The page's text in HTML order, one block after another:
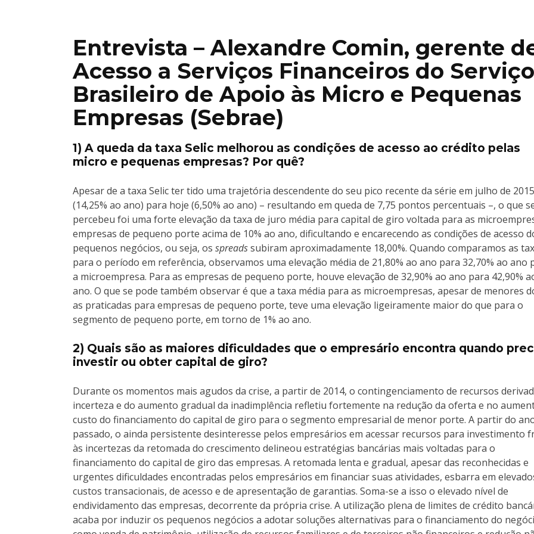
Entrevista – Alexandre Comin, gerente
Acesso a Serviços Financeiros do Serviço
Brasileiro de Apoio às Micro e Pequenas
Empresas (Sebrae)
1) A queda da taxa Selic melhorou as condições de acesso ao crédito pelas
micro e pequenas empresas? Por quê?
Apesar de a taxa Selic ter tido uma trajetória descendente do seu pico recente da série em julho de 2015
(14,25% ao ano) para hoje (6,50% ao ano) – resultando em queda de 7,75 pontos percentuais –, o que
percebeu foi uma forte elevação da taxa de juro média para capital de giro voltada para as
empresas de pequeno porte acima de 10% ao ano, dificultando e encarecendo as condições de acesso
pequenos negócios, ou seja, os spreadssubiram aproximadamente 18,00%. Quando comparamos as
para o período em referência, observamos uma elevação média de 21,80% ao ano para 32,70% ao ano
a microempresa. Para as empresas de pequeno porte, houve elevação de 32,90% ao ano para 42,90%
ano. O que se pode também observar é que a taxa média para as microempresas, apesar de menores
as praticadas para empresas de pequeno porte, teve uma elevação ligeiramente maior do que para o
segmento de pequeno porte, em torno de 1% ao ano.
2) Quais são as maiores dificuldades que o empresário encontra quando
investir ou obter capital de giro?
Durante os momentos mais agudos da crise, a partir de 2014, o contingenciamento de recursos
incerteza e do aumento gradual da inadimplência refletiu fortemente na redução da oferta e no
custo do financiamento do capital de giro para o segmento empresarial de menor porte. A partir do
passado, o ainda persistente desinteresse pelos empresários em acessar recursos para investimento
às incertezas da retomada do crescimento delineou estratégias bancárias mais voltadas para o
financiamento do capital de giro das empresas. A retomada lenta e gradual, apesar das reconhecidas e
urgentes dificuldades encontradas pelos empresários em financiar suas atividades, esbarra em
custos transacionais, de acesso e de apresentação de garantias. Soma-se a isso o elevado nível de
endividamento das empresas, decorrente da própria crise. A utilização plena de limites de crédito
acaba por induzir os pequenos negócios a adotar soluções alternativas para o financiamento do